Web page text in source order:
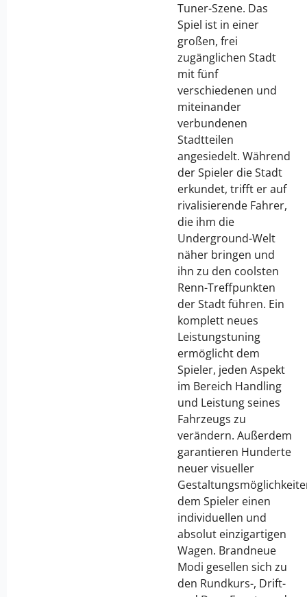
Tuner-Szene. Das
Spiel ist in einer
großen, frei
zugänglichen Stadt
mit fünf
verschiedenen und
miteinander
verbundenen
Stadtteilen
angesiedelt. Während
der Spieler die Stadt
erkundet, trifft er auf
rivalisierende Fahrer,
die ihm die
Underground-Welt
näher bringen und
ihn zu den coolsten
Renn-Treffpunkten
der Stadt führen. Ein
komplett neues
Leistungstuning
ermöglicht dem
Spieler, jeden Aspekt
im Bereich Handling
und Leistung seines
Fahrzeugs zu
verändern. Außerdem
garantieren Hunderte
neuer visueller
dem Spieler einen
individuellen und
absolut einzigartigen
Wagen. Brandneue
Modi gesellen sich zu
den Rundkurs-, Drift-